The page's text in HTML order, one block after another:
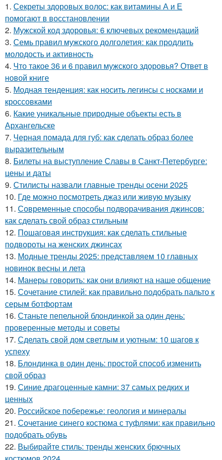
1. Секреты здоровых волос: как витамины А и Е
помогают в восстановлении
2. Мужской код здоровья: 6 ключевых рекомендаций
3. Семь правил мужского долголетия: как продлить
молодость и активность
4. Что такое 36 и 6 правил мужского здоровья? Ответ в
новой книге
5. Модная тенденция: как носить легинсы с носками и
кроссовками
6. Какие уникальные природные объекты есть в
Архангельске
7. Черная помада для губ: как сделать образ более
выразительным
8. Билеты на выступление Славы в Санкт-Петербурге:
цены и даты
9. Стилисты назвали главные тренды осени 2025
10. Где можно посмотреть джаз или живую музыку
11. Современные способы подворачивания джинсов:
как сделать свой образ стильным
12. Пошаговая инструкция: как сделать стильные
подвороты на женских джинсах
13. Модные тренды 2025: представляем 10 главных
новинок весны и лета
14. Манеры говорить: как они влияют на наше общение
15. Сочетание стилей: как правильно подобрать пальто к
серым ботфортам
16. Станьте пепельной блондинкой за один день:
проверенные методы и советы
17. Сделать свой дом светлым и уютным: 10 шагов к
успеху
18. Блондинка в один день: простой способ изменить
свой образ
19. Синие драгоценные камни: 37 самых редких и
ценных
20. Российское побережье: геология и минералы
21. Сочетание синего костюма с туфлями: как правильно
подобрать обувь
22. Выбирайте стиль: тренды женских брючных